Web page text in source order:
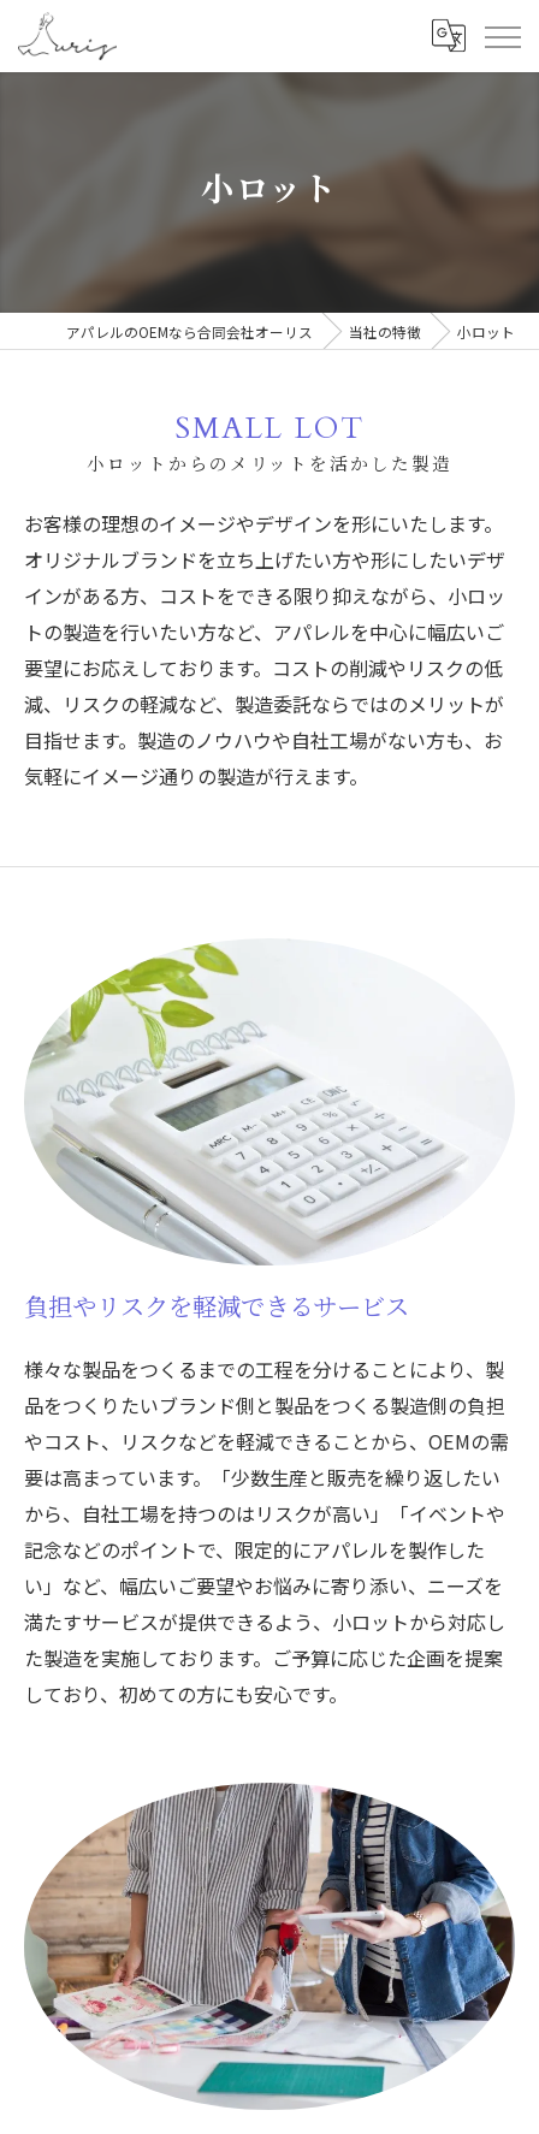
小ロット
アパレルのOEMなら合同会社オーリス 当社の特徴 小ロット
小ロットからのメリットを活かした製造
SMALL LOT
お客様の理想のイメージやデザインを形にいたします。
オリジナルブランドを立ち上げたい方や形にしたいデザ
インがある方、コストをできる限り抑えながら、小ロッ
トの製造を行いたい方など、アパレルを中心に幅広いご
要望にお応えしております。コストの削減やリスクの低
減、リスクの軽減など、製造委託ならではのメリットが
目指せます。製造のノウハウや自社工場がない方も、お
気軽にイメージ通りの製造が行えます。
負担やリスクを軽減できるサービス
様々な製品をつくるまでの工程を分けることにより、製
品をつくりたいブランド側と製品をつくる製造側の負担
やコスト、リスクなどを軽減できることから、OEMの需
要は高まっています。「少数生産と販売を繰り返したい
から、自社工場を持つのはリスクが高い」「イベントや
記念などのポイントで、限定的にアパレルを製作した
い」など、幅広いご要望やお悩みに寄り添い、ニーズを
満たすサービスが提供できるよう、小ロットから対応し
た製造を実施しております。ご予算に応じた企画を提案
しており、初めての方にも安心です。